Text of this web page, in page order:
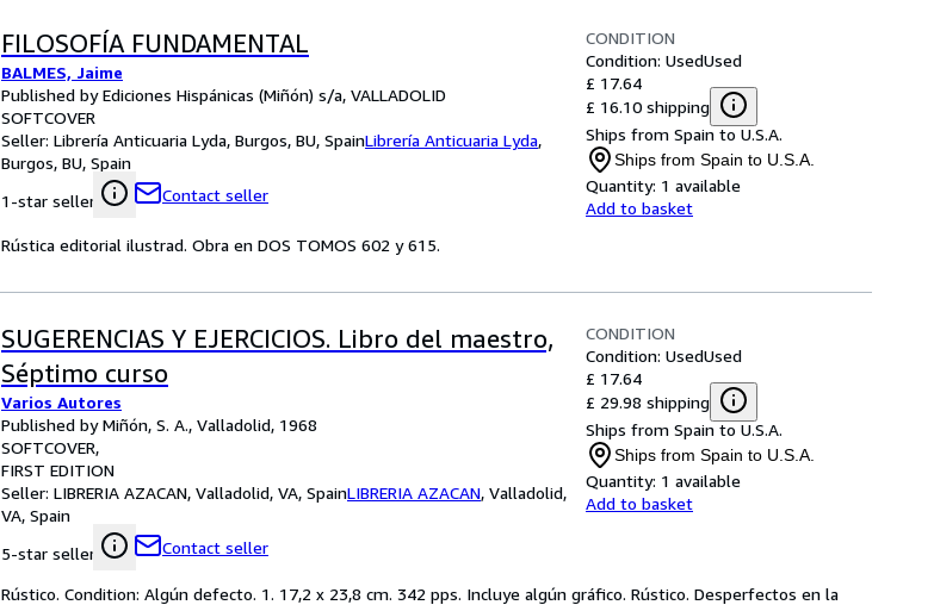
FILOSOFÍA FUNDAMENTAL
BALMES, Jaime
Published by Ediciones Hispánicas (Miñón) s/a, VALLADOLID
SOFTCOVER
Seller: Librería Anticuaria Lyda, Burgos, BU, SpainLibrería Anticuaria Lyda,
Burgos, BU, Spain
1-star seller
Contact seller
CONDITION
Condition: UsedUsed
£ 17.64
£ 16.10 shipping
Ships from Spain to U.S.A.
Ships from Spain to U.S.A.
Quantity: 1 available
Add to basket
Rústica editorial ilustrad. Obra en DOS TOMOS 602 y 615.
SUGERENCIAS Y EJERCICIOS. Libro del maestro,
Séptimo curso
Varios Autores
Published by Miñón, S. A., Valladolid, 1968
SOFTCOVER
FIRST EDITION
Seller: LIBRERIA AZACAN, Valladolid, VA, SpainLIBRERIA AZACAN, Valladolid,
VA, Spain
5-star seller
Contact seller
CONDITION
Condition: UsedUsed
£ 17.64
£ 29.98 shipping
Ships from Spain to U.S.A.
Ships from Spain to U.S.A.
Quantity: 1 available
Add to basket
Rústico. Condition: Algún defecto. 1. 17,2 x 23,8 cm. 342 pps. Incluye algún gráfico. Rústico. Desperfectos en la